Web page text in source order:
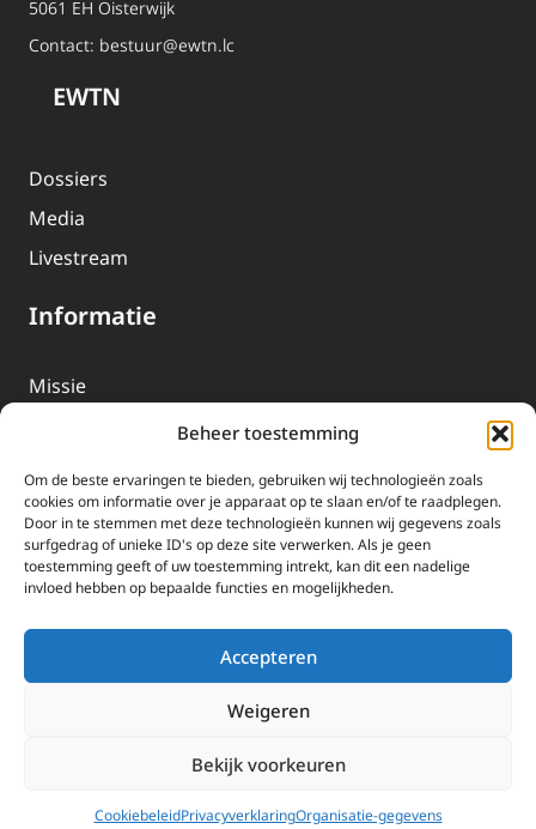
Beheer toestemming
Om de beste ervaringen te bieden, gebruiken wij technologieën zoals
cookies om informatie over je apparaat op te slaan en/of te raadplegen.
Door in te stemmen met deze technologieën kunnen wij gegevens zoals
surfgedrag of unieke ID's op deze site verwerken. Als je geen
toestemming geeft of uw toestemming intrekt, kan dit een nadelige
invloed hebben op bepaalde functies en mogelijkheden.
Accepteren
Weigeren
Bekijk voorkeuren
CookiebeleidPrivacyverklaringOrganisatie-gegevens
5061 EH Oisterwijk
Contact: bestuur@ewtn.lc
EWTN
Dossiers
Media
Livestream
Informatie
Missie
EWTN-Team
Organisatiegegevens
Doneren
EWTN wordt uitsluitend gefinancierd door uw donaties.
Wij ontvangen bewust geen advertentie-inkomsten of
Landen |Cookies|Privacyverklaring